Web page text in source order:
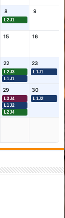
8
L2J1
9
15 16
22
L2J3
L1J1
23
L1J1
29
L3J4
L1J2
L2J4
30
L1J2